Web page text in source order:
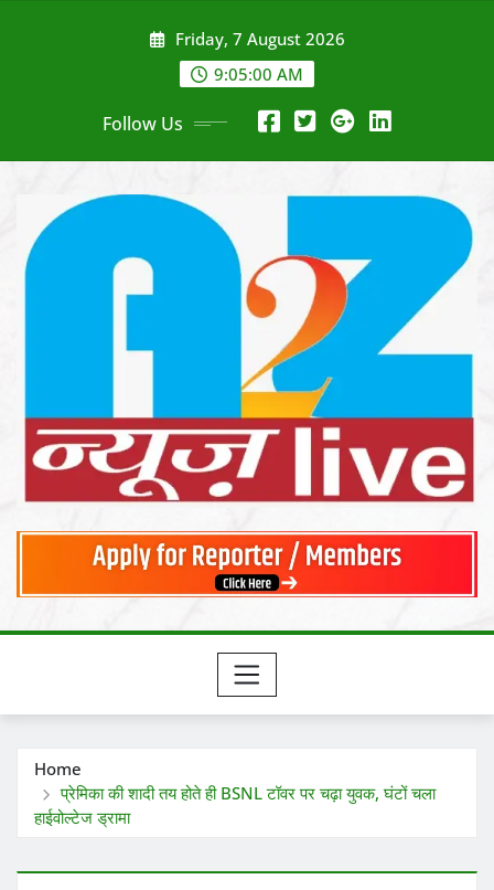
Friday, 7 August 2026
9:05:02 AM
Follow Us
Home
प्रेमिका की शादी तय होते ही BSNL टॉवर पर चढ़ा युवक, घंटों चला
हाईवोल्टेज ड्रामा